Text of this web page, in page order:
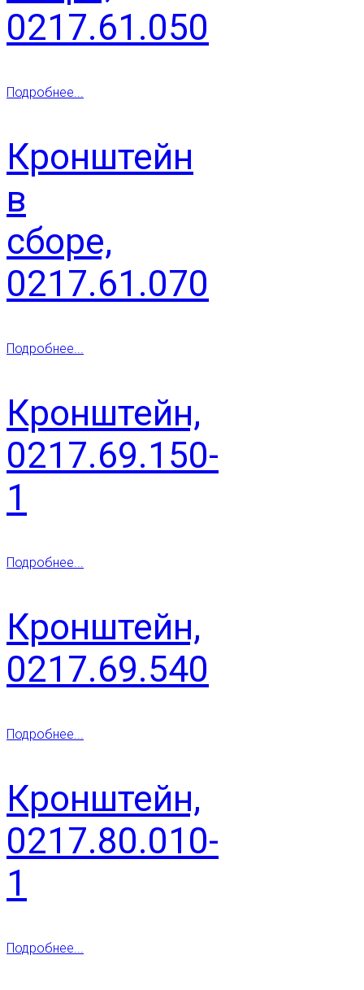
0217.61.050
Подробнее...
Кронштейн
в
сборе,
0217.61.070
Подробнее...
Кронштейн,
0217.69.150-
1
Подробнее...
Кронштейн,
0217.69.540
Подробнее...
Кронштейн,
0217.80.010-
1
Подробнее...